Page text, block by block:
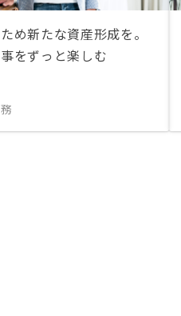
め新たな資産形成を。
をずっと楽しむ